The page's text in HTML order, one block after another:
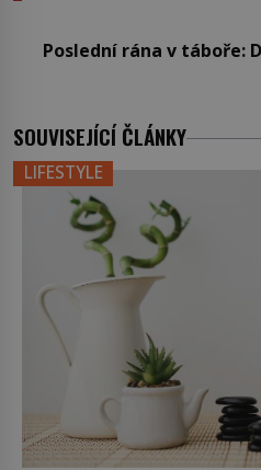
Poslední rána v táboře:
SOUVISEJÍCÍ ČLÁNKY
LIFESTYLE